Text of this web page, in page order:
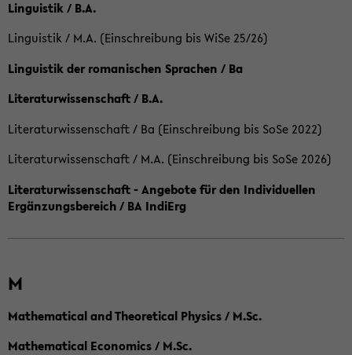
Linguistik / B.A.
Linguistik / M.A. (Einschreibung bis WiSe 25/26)
Linguistik der romanischen Sprachen / Ba
Literaturwissenschaft / B.A.
Literaturwissenschaft / Ba (Einschreibung bis SoSe 2022)
Literaturwissenschaft / M.A. (Einschreibung bis SoSe 2026)
Literaturwissenschaft - Angebote für den Individuellen
Ergänzungsbereich / BA IndiErg
M
Mathematical and Theoretical Physics / M.Sc.
Mathematical Economics / M.Sc.